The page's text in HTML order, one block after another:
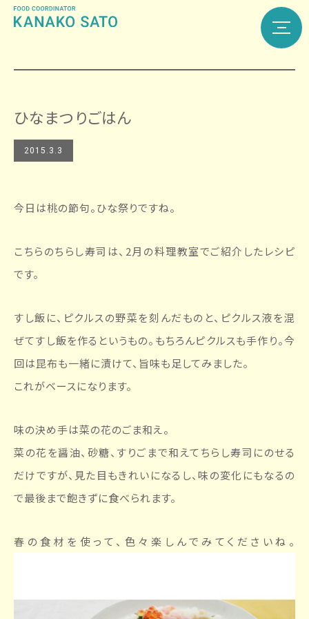
ひなまつりごはん
2015.3.3
今日は桃の節句。ひな祭りですね。
こちらのちらし寿司は、2月の料理教室でご紹介したレシピ
です。
すし飯に、ピクルスの野菜を刻んだものと、ピクルス液を混
ぜてすし飯を作るというもの。もちろんピクルスも手作り。今
回は昆布も一緒に漬けて、旨味も足してみました。
これがベースになります。
味の決め手は菜の花のごま和え。
菜の花を醤油、砂糖、すりごまで和えてちらし寿司にのせる
だけですが、見た目もきれいになるし、味の変化にもなるの
で最後まで飽きずに食べられます。
春の食材を使って、色々楽しんでみてくださいね。